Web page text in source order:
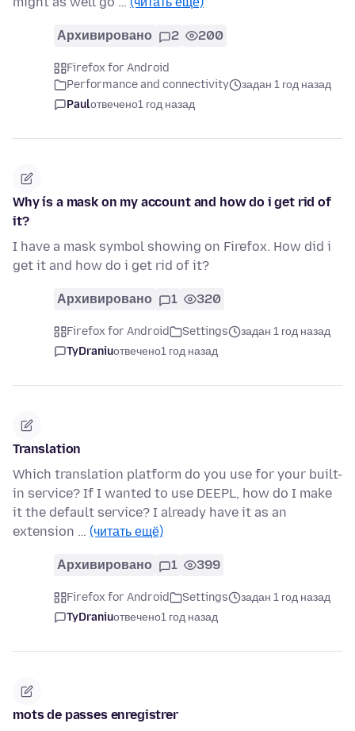
Архивировано 2 200
Firefox for Android
Performance and connectivity
задан 1 год назад
Paulотвечено1 год назад
Why ís a mask on my account and how do i get rid of
it?
I have a mask symbol showing on Firefox. How did i
get it and how do i get rid of it?
Архивировано 1 320
Firefox for Android Settings
задан 1 год назад
TyDraniuотвечено1 год назад
Translation
Which translation platform do you use for your built-
in service? If I wanted to use DEEPL, how do I make
it the default service? I already have it as an
extension … (читать ещё)
Архивировано 1 399
Firefox for Android Settings
задан 1 год назад
TyDraniuотвечено1 год назад
mots de passes enregistrer